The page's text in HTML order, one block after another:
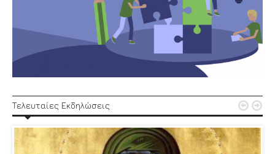
Τελευταίες Εκδηλώσεις  